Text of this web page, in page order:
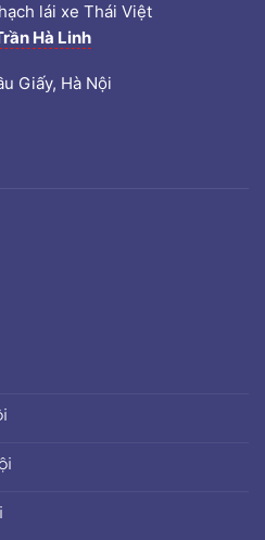
lái xe Thái Việt
Hà Linh
Giấy, Hà Nội